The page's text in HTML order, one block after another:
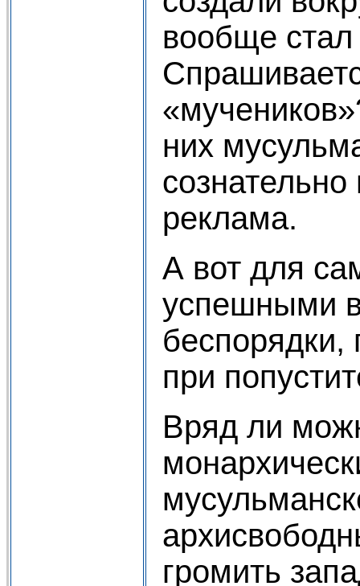
вообще
них
реклама.
А вот для
успешными
беспорядки,
при
Вряд ли
громить